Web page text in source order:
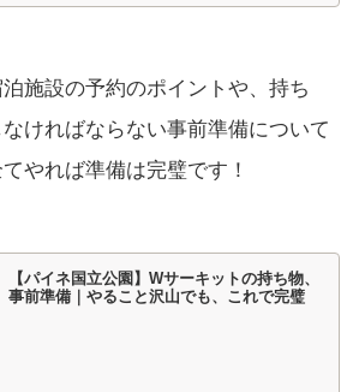
泊施設の予約のポイントや、持ち
ければならない事前準備について
やれば準備は完璧です！
【パイネ国立公園】Wサーキットの持ち物、
事前準備｜やること沢山でも、これで完璧